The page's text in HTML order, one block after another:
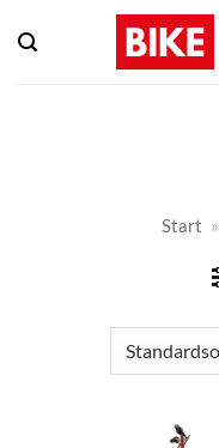
Inhalt
springen
Start »